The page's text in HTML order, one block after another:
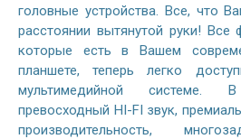
головные устройства. Все, что
расстоянии вытянутой руки! Все
которые есть в Вашем
планшете, теперь легко
мультимедийной системе.
превосходный HI-FI звук,
производительность,